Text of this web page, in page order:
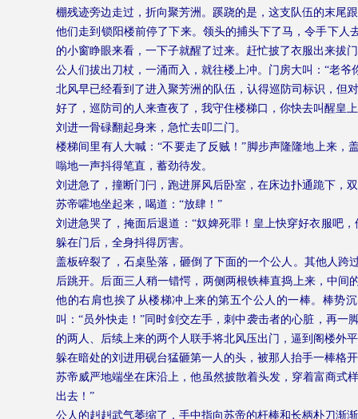
棚残迹旁边走过，折向聚芳洲。蹊跷的是，这支队伍的末尾
他们走到锁阳楼前停了下来。领头的捕头下了马，令手下人
的小窗睁眼来看，一下子就醒了过来。赶忙披了衣服出来拔
公人们拔出刀杖，一涌而入，就往楼上冲。门房大叫：“老
北风早已经看到了进入聚芳洲的队伍，认得巡防司标识，但
好了，巡防司的人来查夜了，我守住楼梯口，你快去叫醒皇
刘进一骨碌翻起身来，急忙去叩二门。
楼梯间里有人大喊：“不要走了反贼！”脚步声隆隆地上来
嗡地一声抖得笔直，蓄劲待发。
刘进急了，撞断门闩，跑进屏风后卧室，在床边扑通跪下，
苏帝嚯地坐起来，喝道：“放肆！”
刘进急哭了，掩面后退道：“奴婢死罪！皇上快穿好衣服吧
躲在门后，全身抖得厉害。
盖板碎裂了，石桌坠落，砸倒了下面的一个公人。其他人
后跳开。后面三人稍一错愕，两侧两根铁棒直捣上来，中
他的右肩也挨了从楼梯冲上来的第五个公人的一棒。棒势
叫：“员外快走！”同时剑交左手，刺中袭击者的心脏，再
的两人、后续上来的两个人联手将北风压出门，逼到阁楼外
躲在暗处的刘进用砚台猛砸第一人的头，被那人抬手一棒格
苏帝威严地端坐在床沿上，他虽然披散着头发，穿着富商式
出去！”
公人的赳赳武气萎缩了，手中指向苏帝的杆棒和长柄朴刀渐